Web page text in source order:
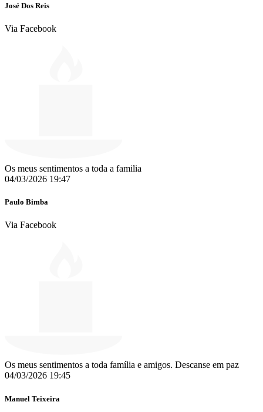
José Dos Reis
Via Facebook
Os meus sentimentos a toda a familia
04/03/2026 19:47
Paulo Bimba
Via Facebook
Os meus sentimentos a toda família e amigos. Descanse em paz
04/03/2026 19:45
Manuel Teixeira